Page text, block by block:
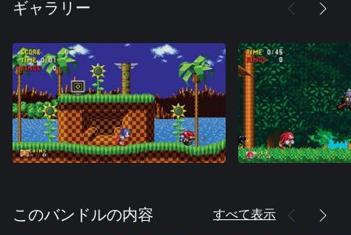
ギャラリー
このバンドルの内容 すべて表示